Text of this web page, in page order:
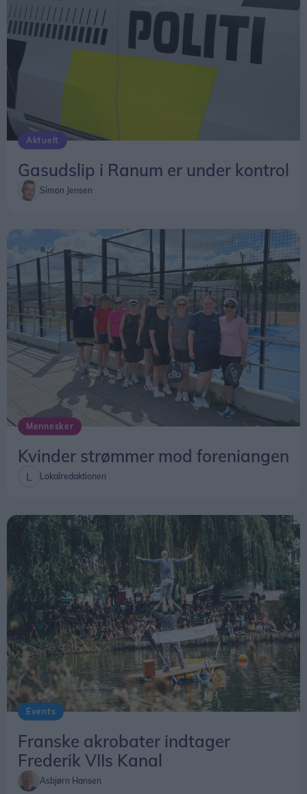
Aktuelt
Gasudslip i Ranum er under kontrol
Simon Jensen
Mennesker
Kvinder strømmer mod foreniangen
Lokalredaktionen
Events
Franske akrobater indtager
Frederik VIIs Kanal
Asbjørn Hansen